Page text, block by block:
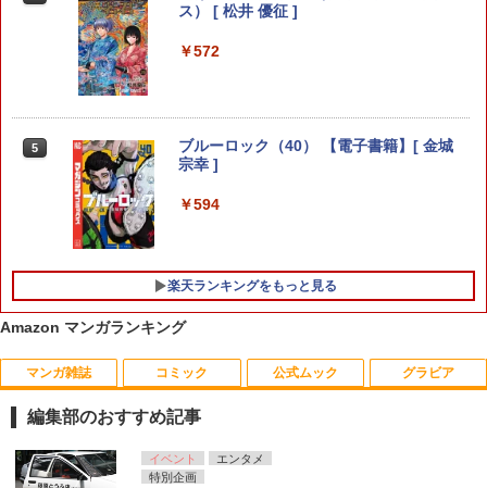
ス） [ 松井 優征 ]
￥572
5
ブルーロック（40） 【電子書籍】[ 金城
宗幸 ]
￥594
楽天ランキングをもっと見る
1
魔法少女リリカルなのはEXCEEDS（3）
1
【中古コミック】思い、思われ、ふり、
結） 咲坂伊緒
￥756
1 THE KO 柴咲コウphoto book
￥1,870
Amazon マンガランキング
マンガ雑誌
1
週刊少年サンデー 2026年36・37合併号
（2026年8月5日発売号） [雑誌]
コミック
1 ビビビコミック 創刊記念号 ([実用品])
公式ムック
1 F.S.S. EPISODES of 40th MEMORIAL
グラビア
1
日向坂46 藤嶌果歩 1st写真集 果実の歩
幅
編集部のおすすめ記事
イベント
エンタメ
特別企画